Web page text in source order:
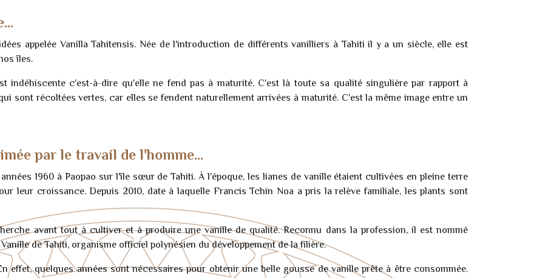
appelée Vanilla Tahitensis. Née de l'introduction de différents vanilliers à Tahiti il y a un siècle, elle est
îles.
indéhiscente c'est-à-dire qu'elle ne fend pas à maturité. C'est là toute sa qualité singulière par rapport à
sont récoltées vertes, car elles se fendent naturellement arrivées à maturité. C'est la même image entre un
par le travail de l'homme…
1960 à Paopao sur l'île sœur de Tahiti. À l'époque, les lianes de vanille étaient cultivées en pleine terre
leur croissance. Depuis 2010, date à laquelle Francis Tchin Noa a pris la relève familiale, les plants sont
avant tout à cultiver et à produire une vanille de qualité. Reconnu dans la profession, il est nommé
de Tahiti, organisme officiel polynésien du développement de la filière.
effet, quelques années sont nécessaires pour obtenir une belle gousse de vanille prête à être consommée.